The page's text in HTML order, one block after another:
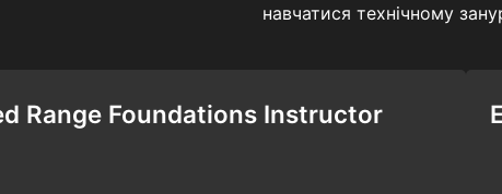
навчатися технічному
Range Foundations Instructor